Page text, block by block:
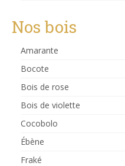
Nos bois
Amarante
Bocote
Bois de rose
Bois de violette
Cocobolo
Ébène
Fraké